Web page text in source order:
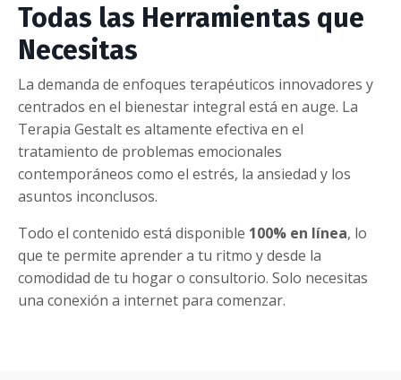
Todas las Herramientas que
Necesitas
La demanda de enfoques terapéuticos innovadores y
centrados en el bienestar integral está en auge. La
Terapia Gestalt es altamente efectiva en el
tratamiento de problemas emocionales
contemporáneos como el estrés, la ansiedad y los
asuntos inconclusos.
Todo el contenido está disponible 100% en línea, lo
que te permite aprender a tu ritmo y desde la
comodidad de tu hogar o consultorio. Solo necesitas
una conexión a internet para comenzar.